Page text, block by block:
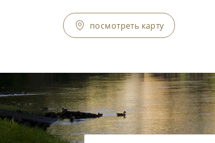
посмотреть карту